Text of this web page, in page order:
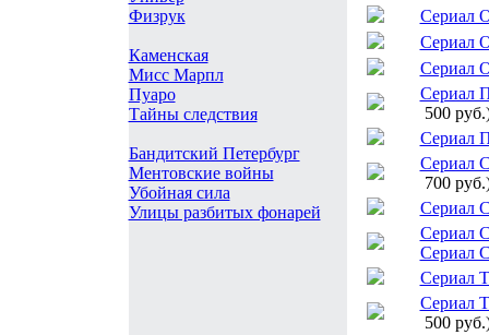
Физрук
Каменская
Мисс Марпл
Пуаро
Тайны следствия
Бандитский Петербург
Ментовские войны
Убойная сила
Улицы разбитых фонарей
Сериал
Сериал
Сериал
Сериал
500 руб.
Сериал
Сериал
700 руб.
Сериал
Сериал
Сериал
Сериал
Сериал
500 руб.